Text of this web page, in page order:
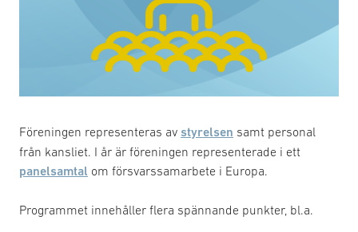
Föreningen representeras av styrelsen samt personal
från kansliet. I år är föreningen representerade i ett
panelsamtal om försvarssamarbete i Europa.
Programmet innehåller flera spännande punkter, bl.a.